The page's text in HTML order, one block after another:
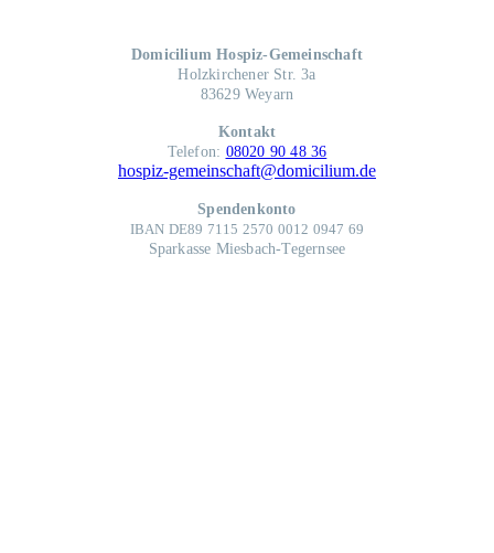
Domicilium Hospiz-Gemeinschaft
Holzkirchener Str. 3a
83629 Weyarn
Kontakt
Telefon: 08020 90 48 36
hospiz-gemeinschaft@domicilium.de
Spendenkonto
IBAN DE89 7115 2570 0012 0947 69
Sparkasse Miesbach-Tegernsee